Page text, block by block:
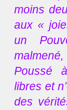
moins
aux «
un
Poussé
libres et
des